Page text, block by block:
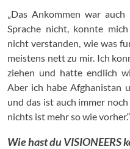
„Das Ankommen war
Sprache nicht, konnte
nicht verstanden, wie was
meistens nett zu mir. Ich
ziehen und hatte endlich
Aber ich habe Afghanistan
und das ist auch immer
nichts ist mehr so wie vorher.“
Wie hast du VISIONEERS